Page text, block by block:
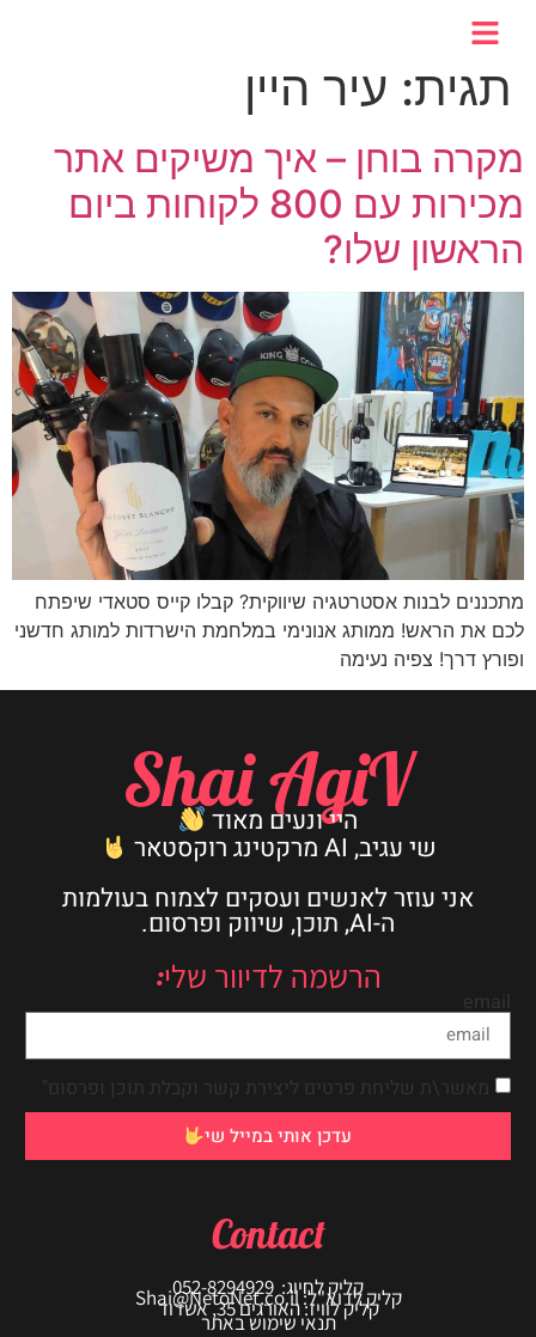
תגית: עיר היין
מקרה בוחן – איך משיקים אתר
מכירות עם 800 לקוחות ביום
הראשון שלו?
מתכננים לבנות אסטרטגיה שיווקית? קבלו קייס סטאדי שיפתח
לכם את הראש! ממותג אנונימי במלחמת הישרדות למותג חדשני
ופורץ דרך! צפיה נעימה
Shai AgiV
היי ונעים מאוד
שי עגיב, AI מרקטינג רוקסטאר
אני עוזר לאנשים ועסקים לצמוח בעולמות
ה-AI, תוכן, שיווק ופרסום.
הרשמה לדיוור שלי:
email
מאשר\ת שליחת פרטים ליצירת קשר וקבלת תוכן ופרסום"
עדכן אותי במייל שי
Contact
קליק לחיוג: 052-8294929
קליק לדוא"ל: Shai@NetoNet.co.il
קליק לוויז: האורגים 35, אשדוד
תנאי שימוש באתר